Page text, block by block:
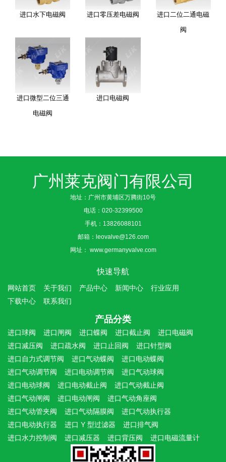
进口水下电磁阀 进口零压差电磁阀
进口二位二通电磁
阀
进口微型二位三通
电磁阀
进口电磁阀
广州莱克阀门有限公司
地址：广州市黄埔区万腾街10号
电话： 020-32399500
手机： 13826088101
邮箱： leovalve@126.com
网址： www.germanyvalve.com
快速导航
网站首页 关于我们 产品中心 新闻中心
行业应用
下载中心
联系我们
产品分类
进口球阀 进口闸阀 进口蝶阀 进口截止阀
进口电磁阀
进口减压阀
进口疏水阀 进口止回阀
进口针型阀
进口自力式调节阀
进口气动蝶阀
进口电动蝶阀
进口气动调节阀
进口电动调节阀
进口气动球阀
进口电动球阀
进口电动截止阀
进口气动截止阀
进口气动闸阀
进口电动闸阀
进口气动角座阀
进口气动管夹阀
进口气动隔膜阀
进口气动执行器
进口电动执行器
进口 Y 型过滤器
进口排气阀
进口水力控制阀
进口减压器 进口背压阀 进口电磁流量计